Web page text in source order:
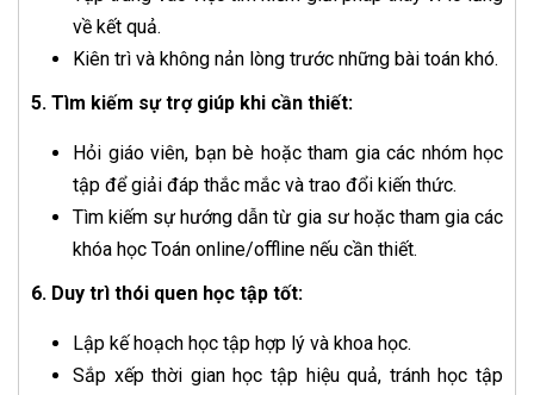
về kết quả.
Kiên trì và không nản lòng trước những bài toán khó.
5. Tìm kiếm sự trợ giúp khi cần thiết:
Hỏi giáo viên, bạn bè hoặc tham gia các nhóm học
tập để giải đáp thắc mắc và trao đổi kiến thức.
Tìm kiếm sự hướng dẫn từ gia sư hoặc tham gia các
khóa học Toán online/offline nếu cần thiết.
6. Duy trì thói quen học tập tốt:
Lập kế hoạch học tập hợp lý và khoa học.
Sắp xếp thời gian học tập hiệu quả, tránh học tập